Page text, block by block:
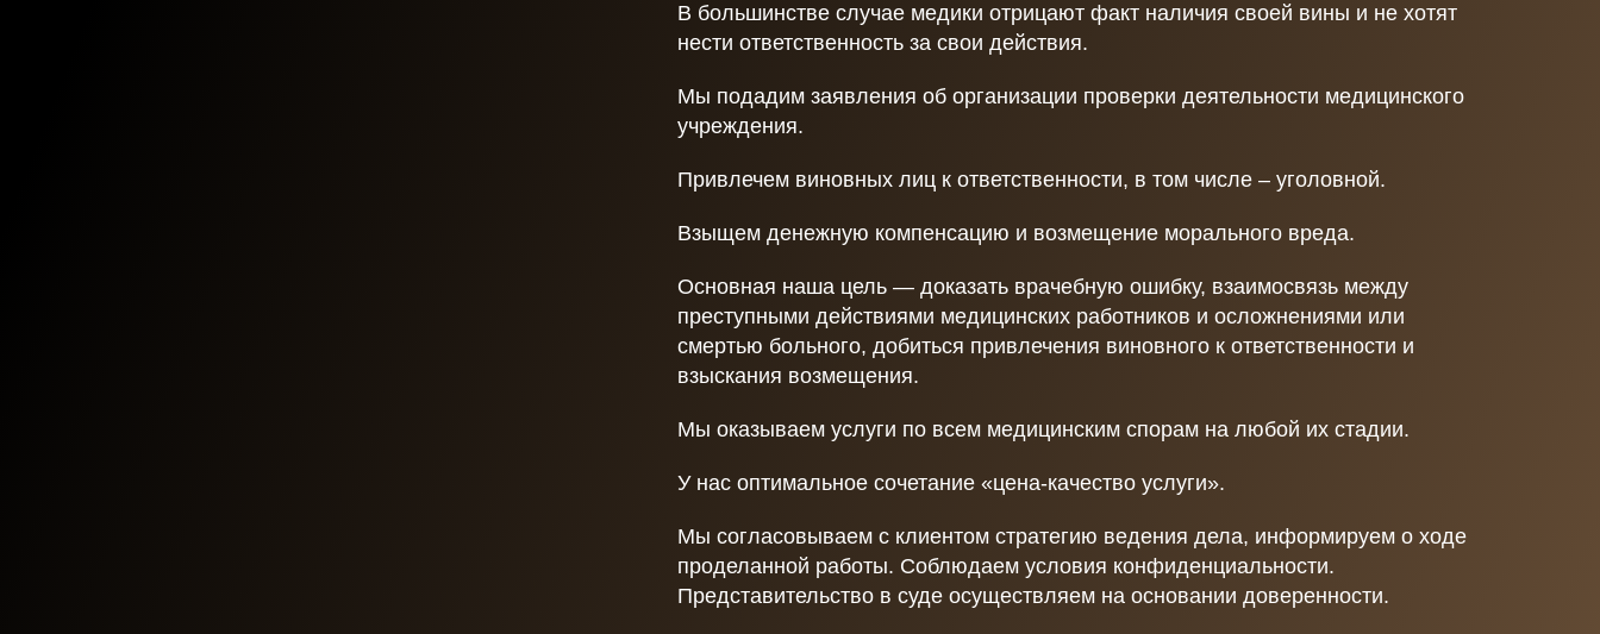
В большинстве случае медики отрицают факт наличия своей вины и не хотят
нести ответственность за свои действия.
Мы подадим заявления об организации проверки деятельности медицинского
учреждения.
Привлечем виновных лиц к ответственности, в том числе – уголовной.
Взыщем денежную компенсацию и возмещение морального вреда.
Основная наша цель — доказать врачебную ошибку, взаимосвязь между
преступными действиями медицинских работников и осложнениями или
смертью больного, добиться привлечения виновного к ответственности и
взыскания возмещения.
Мы оказываем услуги по всем медицинским спорам на любой их стадии.
У нас оптимальное сочетание «цена-качество услуги».
Мы согласовываем с клиентом стратегию ведения дела, информируем о ходе
проделанной работы. Соблюдаем условия конфиденциальности.
Представительство в суде осуществляем на основании доверенности.